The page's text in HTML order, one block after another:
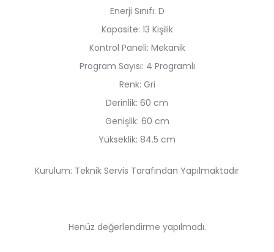
Enerji Sınıfı: D
Kapasite: 13 Kişilik
Kontrol Paneli: Mekanik
Program Sayısı: 4 Programlı
Renk: Gri
Derinlik: 60 cm
Genişlik: 60 cm
Yükseklik: 84.5 cm
Kurulum: Teknik Servis Tarafından Yapılmaktadır
Henüz değerlendirme yapılmadı.